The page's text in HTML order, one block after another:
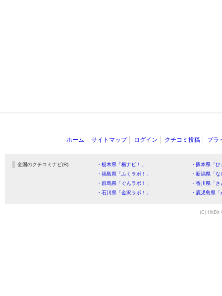
ホーム サイトマップ ログイン クチコミ投稿 プラ
全国のクチコミナビ(R) ・栃木県「栃ナビ！」
・熊本県「
・福島県「ふくラボ！」
・新潟県「
・群馬県「ぐんラボ！」
・香川県「
・石川県「金沢ラボ！」
・鹿児島県
(C) HitBit